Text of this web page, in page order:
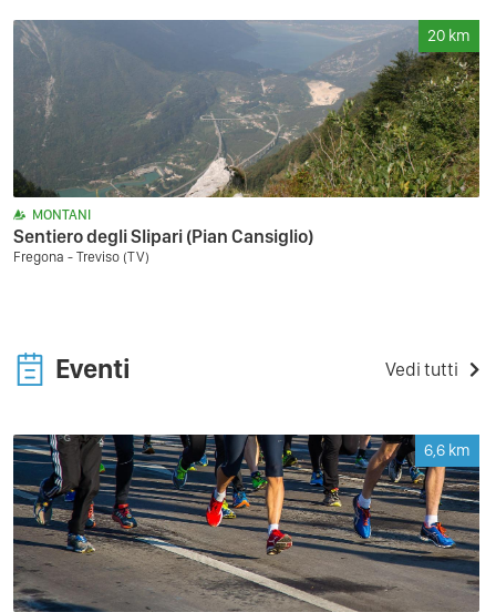
20 km
MONTANI
Sentiero degli Slipari (Pian Cansiglio)
Fregona - Treviso (TV)
Eventi Vedi tutti
6,6 km